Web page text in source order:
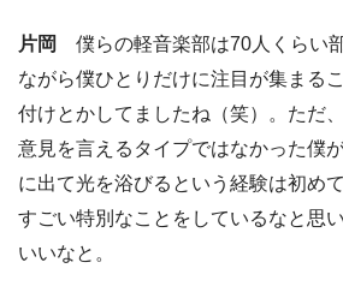
片岡
僕らの軽音楽部は70人くらい
ながら僕ひとりだけに注目が集まる
付けとかしてましたね（笑）。ただ
意見を言えるタイプではなかった僕
に出て光を浴びるという経験は初め
すごい特別なことをしているなと思
いいなと。